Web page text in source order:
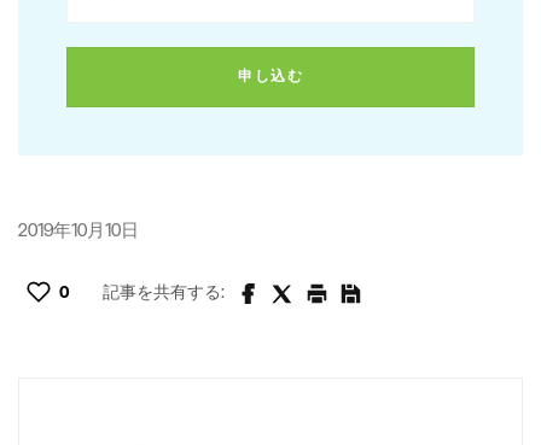
2019年10月10日
0 記事を共有する: